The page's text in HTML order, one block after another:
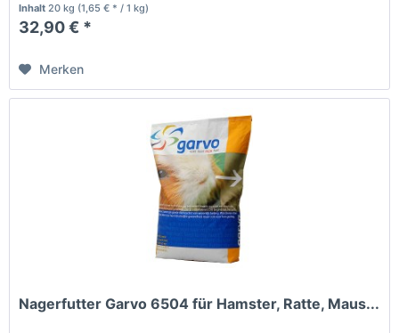
Inhalt20 kg (1,65 € * / 1 kg)
32,90 € *
Merken
Nagerfutter Garvo 6504 für Hamster, Ratte, Maus...